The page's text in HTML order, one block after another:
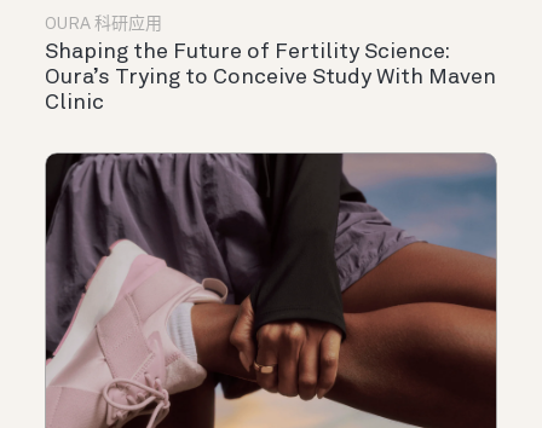
OURA 科研应用
Shaping the Future of Fertility Science:
Oura’s Trying to Conceive Study With Maven
Clinic